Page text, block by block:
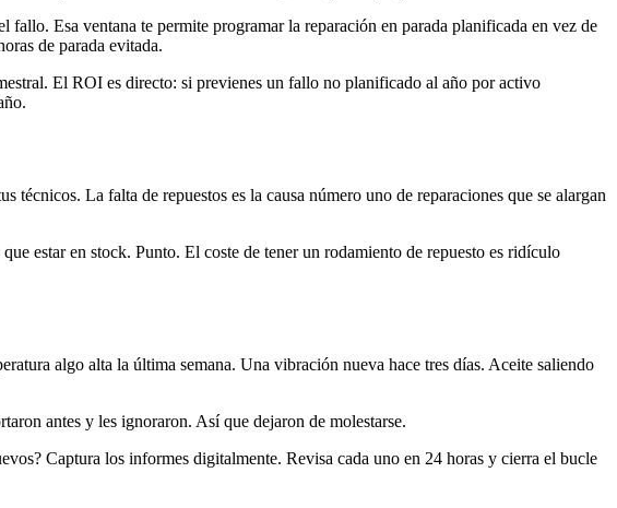
Esa ventana te permite programar la reparación en parada planificada en vez de
de parada evitada.
El ROI es directo: si previenes un fallo no planificado al año por activo
La falta de repuestos es la causa número uno de reparaciones que se alargan
estar en stock. Punto. El coste de tener un rodamiento de repuesto es ridículo
algo alta la última semana. Una vibración nueva hace tres días. Aceite saliendo
antes y les ignoraron. Así que dejaron de molestarse.
Captura los informes digitalmente. Revisa cada uno en 24 horas y cierra el bucle